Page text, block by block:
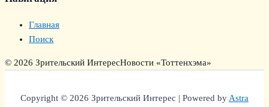
Главная
Поиск
© 2026 Зрительский ИнтересНовости «Тоттенхэма»
Copyright © 2026 Зрительский Интерес | Powered byAstra